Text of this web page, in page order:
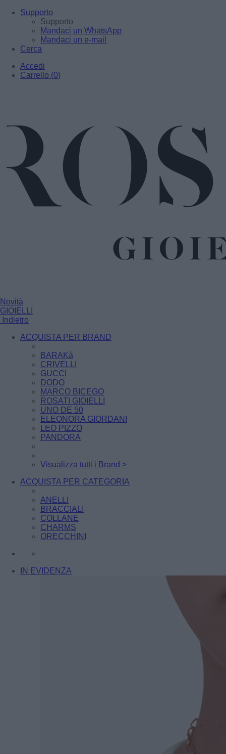
Supporto
Supporto
Mandaci un WhatsApp
Mandaci un e-mail
Cerca
Accedi
Carrello (0)
Novità
GIOIELLI
Indietro
ACQUISTA PER BRAND
BARAKà
CRIVELLI
GUCCI
DODO
MARCO BICEGO
ROSATI GIOIELLI
UNO DE 50
ELEONORA GIORDANI
LEO PIZZO
PANDORA
Visualizza tutti i Brand >
ACQUISTA PER CATEGORIA
ANELLI
BRACCIALI
COLLANE
CHARMS
ORECCHINI
IN EVIDENZA